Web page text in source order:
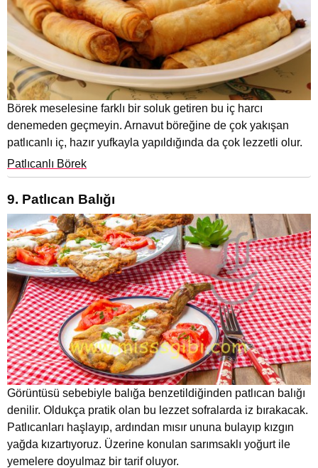
Börek meselesine farklı bir soluk getiren bu iç harcı
denemeden geçmeyin. Arnavut böreğine de çok yakışan
patlıcanlı iç, hazır yufkayla yapıldığında da çok lezzetli olur.
Patlıcanlı Börek
9. Patlıcan Balığı
Görüntüsü sebebiyle balığa benzetildiğinden patlıcan balığı
denilir. Oldukça pratik olan bu lezzet sofralarda iz bırakacak.
Patlıcanları haşlayıp, ardından mısır ununa bulayıp kızgın
yağda kızartıyoruz. Üzerine konulan sarımsaklı yoğurt ile
yemelere doyulmaz bir tarif oluyor.